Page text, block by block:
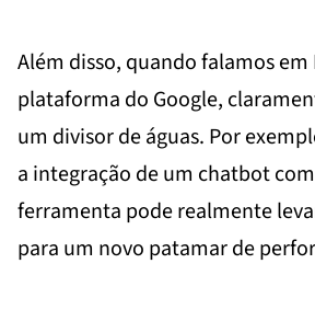
Além disso, quando falamos em
plataforma do Google,
um divisor de águas. Por
a integração de um chatbot
ferramenta pode realmente
para um novo patamar de